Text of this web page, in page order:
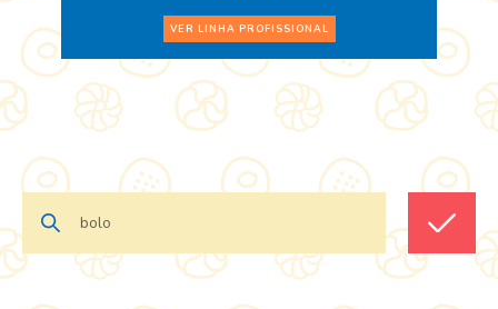
VER LINHA PROFISSIONAL